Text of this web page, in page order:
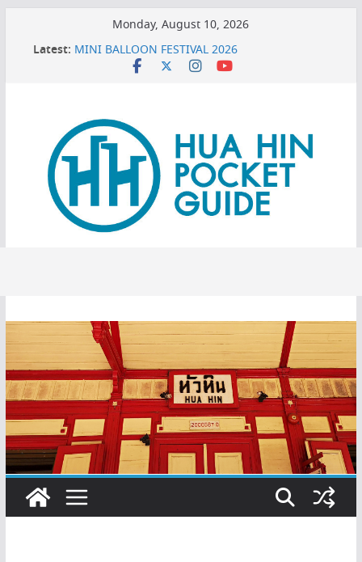
content
Monday, August 10, 2026
Latest: บอกเคล็ดลับ เปิดแอร์อย่างไรให้เย็นฉ่ำแต่ยังประหยัดไฟ ?
MINI BALLOON FESTIVAL 2026